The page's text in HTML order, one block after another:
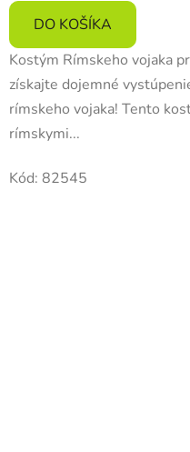
DO KOŠÍKA
Kostým Rímskeho vojaka
získajte dojemné
rímskeho vojaka! Tento
rímskymi...
Kód: 82545